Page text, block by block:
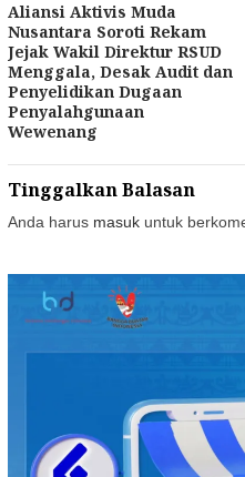
Aliansi Aktivis Muda
Nusantara Soroti Rekam
Jejak Wakil Direktur RSUD
Menggala, Desak Audit dan
Penyelidikan Dugaan
Penyalahgunaan
Wewenang
Tinggalkan Balasan
Anda harus masuk untuk